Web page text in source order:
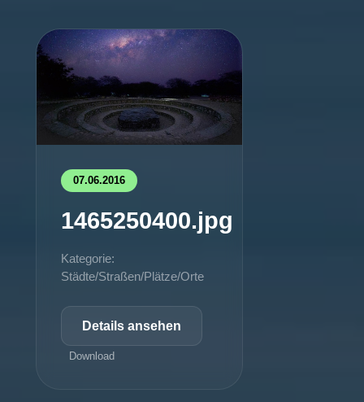
07.06.2016
1465250400.jpg
Kategorie:
Städte/Straßen/Plätze/Orte
Details ansehen
Download